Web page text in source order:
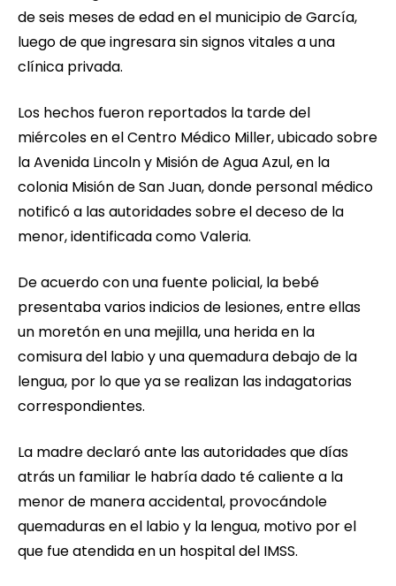
de seis meses de edad en el municipio de García,
luego de que ingresara sin signos vitales a una
clínica privada.
Los hechos fueron reportados la tarde del
miércoles en el Centro Médico Miller, ubicado sobre
la Avenida Lincoln y Misión de Agua Azul, en la
colonia Misión de San Juan, donde personal médico
notificó a las autoridades sobre el deceso de la
menor, identificada como Valeria.
De acuerdo con una fuente policial, la bebé
presentaba varios indicios de lesiones, entre ellas
un moretón en una mejilla, una herida en la
comisura del labio y una quemadura debajo de la
lengua, por lo que ya se realizan las indagatorias
correspondientes.
La madre declaró ante las autoridades que días
atrás un familiar le habría dado té caliente a la
menor de manera accidental, provocándole
quemaduras en el labio y la lengua, motivo por el
que fue atendida en un hospital del IMSS.